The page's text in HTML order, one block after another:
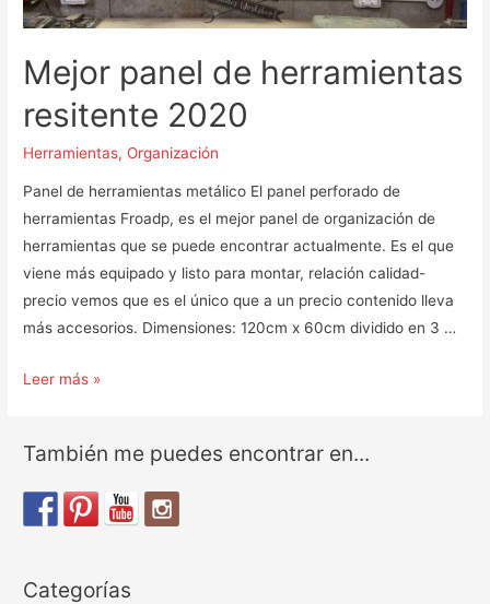
Mejor panel de herramientas
resitente 2020
Herramientas,Organización
Panel de herramientas metálico El panel perforado de
herramientas Froadp, es el mejor panel de organización de
herramientas que se puede encontrar actualmente. Es el que
viene más equipado y listo para montar, relación calidad-
precio vemos que es el único que a un precio contenido lleva
más accesorios. Dimensiones: 120cm x 60cm dividido en 3 …
Mejor
herramientas
resitente
2020
Leer más »
También me puedes encontrar en...
Categorías